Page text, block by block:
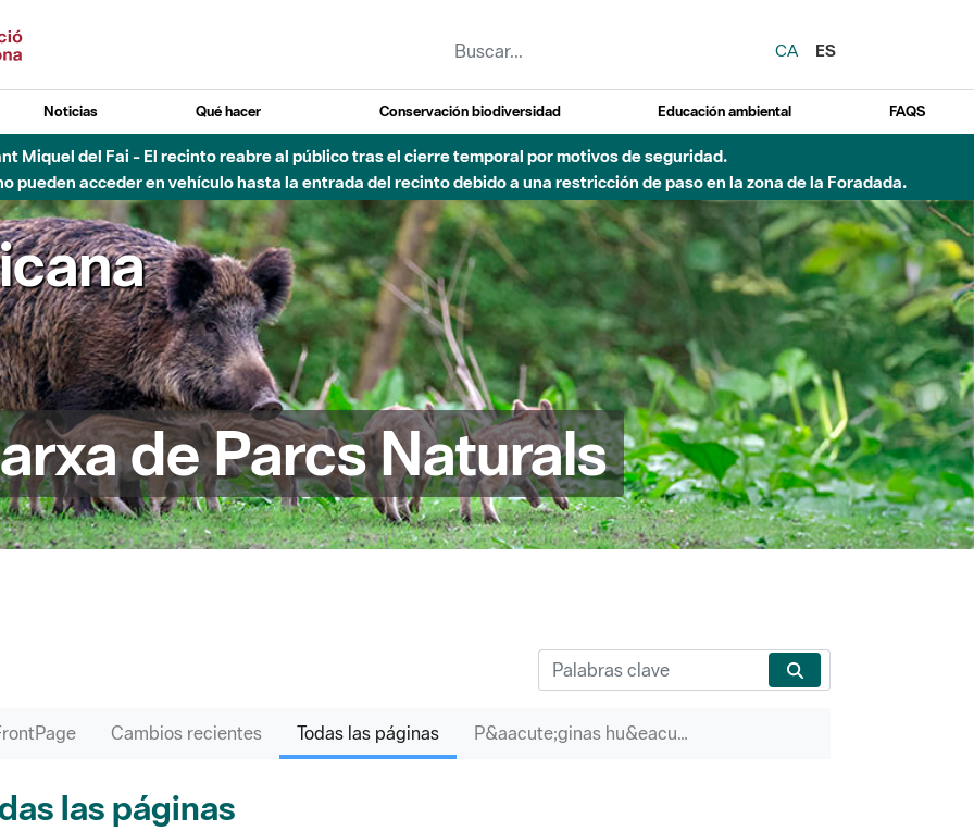
CA
ES
Noticias Qué hacer Conservación biodiversidad Educación ambiental FAQS
- Afectaciones en el cauce del Parque Fluvial del Besòs debido a obras de construcción de una pasarela sobre el río
de Parcs Naturals